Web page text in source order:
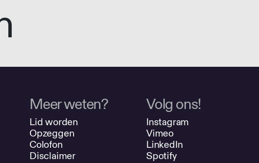
Meer weten?
Lid worden
Opzeggen
Colofon
Disclaimer
Volg ons!
Instagram
Vimeo
LinkedIn
Spotify